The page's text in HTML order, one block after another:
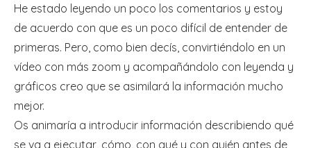
He estado leyendo un poco los comentarios y estoy
de acuerdo con que es un poco difícil de entender de
primeras. Pero, como bien decís, convirtiéndolo en un
vídeo con más zoom y acompañándolo con leyenda y
gráficos creo que se asimilará la información mucho
mejor.
Os animaría a introducir información describiendo qué
se va a ejecutar, cómo, con qué y con quién antes de